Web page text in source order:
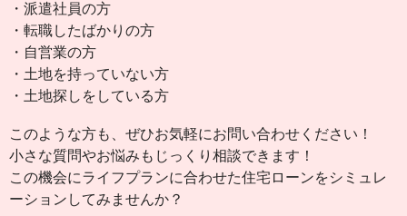
・派遣社員の方
・転職したばかりの方
・自営業の方
・土地を持っていない方
・土地探しをしている方
このような方も、ぜひお気軽にお問い合わせください！
小さな質問やお悩みもじっくり相談できます！
この機会にライフプランに合わせた住宅ローンをシミュレ
ーションしてみませんか？